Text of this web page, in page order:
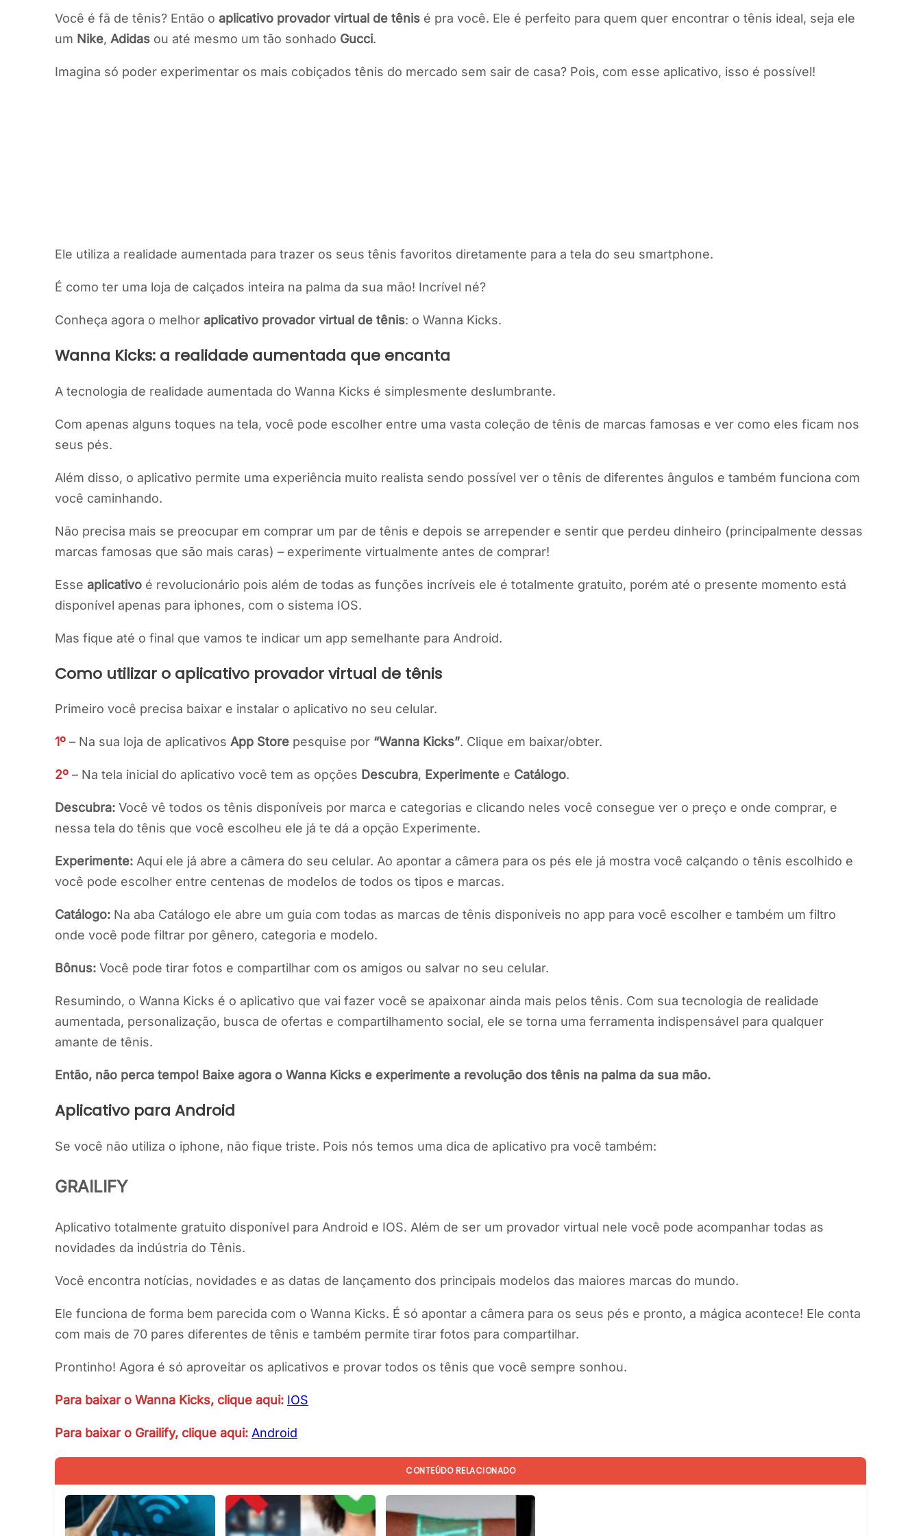
Você é fã de tênis? Então o aplicativo provador virtual de tênis é pra você. Ele é perfeito para quem quer encontrar o tênis ideal, seja ele
um Nike, Adidas ou até mesmo um tão sonhado Gucci.
Imagina só poder experimentar os mais cobiçados tênis do mercado sem sair de casa? Pois, com esse aplicativo, isso é possível!
Ele utiliza a realidade aumentada para trazer os seus tênis favoritos diretamente para a tela do seu smartphone.
É como ter uma loja de calçados inteira na palma da sua mão! Incrível né?
Conheça agora o melhor aplicativo provador virtual de tênis: o Wanna Kicks.
Wanna Kicks: a realidade aumentada que encanta
A tecnologia de realidade aumentada do Wanna Kicks é simplesmente deslumbrante.
Com apenas alguns toques na tela, você pode escolher entre uma vasta coleção de tênis de marcas famosas e ver como eles ficam nos
seus pés.
Além disso, o aplicativo permite uma experiência muito realista sendo possível ver o tênis de diferentes ângulos e também funciona com
você caminhando.
Não precisa mais se preocupar em comprar um par de tênis e depois se arrepender e sentir que perdeu dinheiro (principalmente dessas
marcas famosas que são mais caras) – experimente virtualmente antes de comprar!
Esse aplicativo é revolucionário pois além de todas as funções incríveis ele é totalmente gratuito, porém até o presente momento está
disponível apenas para iphones, com o sistema IOS.
Mas fique até o final que vamos te indicar um app semelhante para Android.
Como utilizar o aplicativo provador virtual de tênis
Primeiro você precisa baixar e instalar o aplicativo no seu celular.
1º – Na sua loja de aplicativos App Store pesquise por “Wanna Kicks”. Clique em baixar/obter.
2º – Na tela inicial do aplicativo você tem as opções Descubra, Experimente e Catálogo.
Descubra: Você vê todos os tênis disponíveis por marca e categorias e clicando neles você consegue ver o preço e onde comprar, e
nessa tela do tênis que você escolheu ele já te dá a opção Experimente.
Experimente: Aqui ele já abre a câmera do seu celular. Ao apontar a câmera para os pés ele já mostra você calçando o tênis escolhido e
você pode escolher entre centenas de modelos de todos os tipos e marcas.
Catálogo: Na aba Catálogo ele abre um guia com todas as marcas de tênis disponíveis no app para você escolher e também um filtro
onde você pode filtrar por gênero, categoria e modelo.
Bônus: Você pode tirar fotos e compartilhar com os amigos ou salvar no seu celular.
Resumindo, o Wanna Kicks é o aplicativo que vai fazer você se apaixonar ainda mais pelos tênis. Com sua tecnologia de realidade
aumentada, personalização, busca de ofertas e compartilhamento social, ele se torna uma ferramenta indispensável para qualquer
amante de tênis.
Então, não perca tempo! Baixe agora o Wanna Kicks e experimente a revolução dos tênis na palma da sua mão.
Aplicativo para Android
Se você não utiliza o iphone, não fique triste. Pois nós temos uma dica de aplicativo pra você também:
GRAILIFY
Aplicativo totalmente gratuito disponível para Android e IOS. Além de ser um provador virtual nele você pode acompanhar todas as
novidades da indústria do Tênis.
Você encontra notícias, novidades e as datas de lançamento dos principais modelos das maiores marcas do mundo.
Ele funciona de forma bem parecida com o Wanna Kicks. É só apontar a câmera para os seus pés e pronto, a mágica acontece! Ele conta
com mais de 70 pares diferentes de tênis e também permite tirar fotos para compartilhar.
Prontinho! Agora é só aproveitar os aplicativos e provar todos os tênis que você sempre sonhou.
Para baixar o Wanna Kicks, clique aqui: IOS
Para baixar o Grailify, clique aqui: Android
CONTEÚDO RELACIONADO